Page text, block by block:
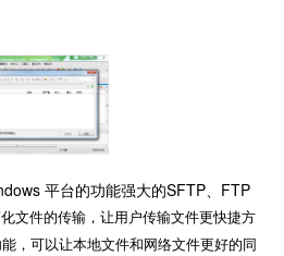
平台的功能强大的SFTP、FTP
文件的传输，让用户传输文件更快捷方
，可以让本地文件和网络文件更好的同